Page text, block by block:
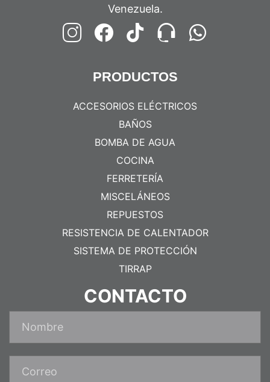
Venezuela.
PRODUCTOS
ACCESORIOS ELÉCTRICOS
BAÑOS
BOMBA DE AGUA
COCINA
FERRETERÍA
MISCELÁNEOS
REPUESTOS
RESISTENCIA DE CALENTADOR
SISTEMA DE PROTECCIÓN
TIRRAP
CONTACTO